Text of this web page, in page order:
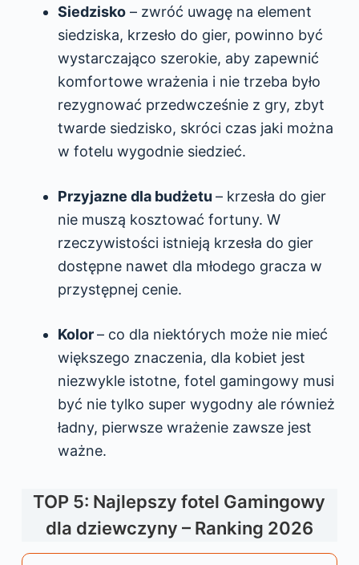
Siedzisko– zwróć uwagę na element
siedziska, krzesło do gier, powinno być
wystarczająco szerokie, aby zapewnić
komfortowe wrażenia i nie trzeba było
rezygnować przedwcześnie z gry, zbyt
twarde siedzisko, skróci czas jaki można
w fotelu wygodnie siedzieć.
Przyjazne dla budżetu – krzesła do gier
nie muszą kosztować fortuny. W
rzeczywistości istnieją krzesła do gier
dostępne nawet dla młodego gracza w
przystępnej cenie.
Kolor– co dla niektórych może nie mieć
większego znaczenia, dla kobiet jest
niezwykle istotne, fotel gamingowy musi
być nie tylko super wygodny ale również
ładny, pierwsze wrażenie zawsze jest
ważne.
TOP 5: Najlepszy fotel Gamingowy
dla dziewczyny – Ranking 2026